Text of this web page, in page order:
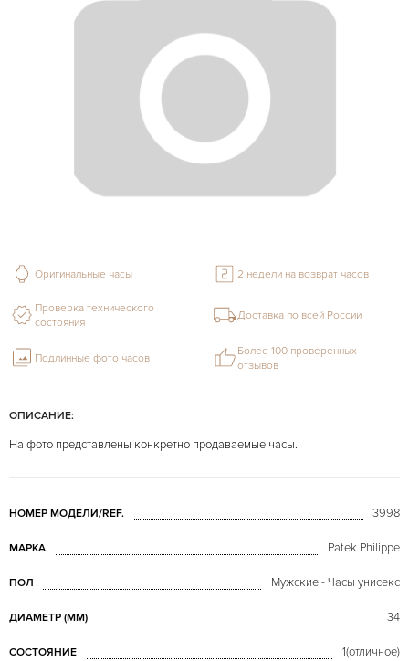
ОПИСАНИЕ:
На фото представлены конкретно продаваемые часы.
НОМЕР МОДЕЛИ/REF. 3998
МАРКА Patek Philippe
ПОЛ Мужские - Часы унисекс
ДИАМЕТР (MM) 34
СОСТОЯНИЕ 1(отличное)
Оригинальные часы 2 недели на возврат часов
Проверка технического
состояния
Доставка по всей России
Подлинные фото часов
Более 100 проверенных
отзывов